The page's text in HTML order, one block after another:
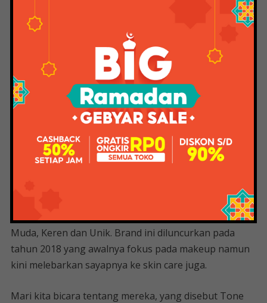
kalau ungunya sama dengan biru, pasti cocok. Masih
terlalu malas menggunakan tabir surya dengan alasan
tidak ada yang berhasil? (Meskipun saya belum
mencoba puluhan tabir surya) atau mengapa begitu
mahal. Saat ini banyak sekali pilihan sun protection di
pasaran, bahkan brand lokal sudah meluncurkan
sunscreen dengan harga yang ramah kantong. Salah
satunya adalah Y.O.U yang baru saja meluncurkan
“Sunscreen”.
produknya sudah terdaftar di BPOM jadi aman untuk
digunakan. Nama Y.O.U sendiri secara harfiah berarti
Muda, Keren dan Unik. Brand ini diluncurkan pada
tahun 2018 yang awalnya fokus pada makeup namun
kini melebarkan sayapnya ke skin care juga.
Mari kita bicara tentang mereka, yang disebut Tone